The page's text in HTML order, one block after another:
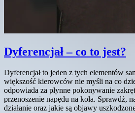
Dyferencjał – co to jest?
Dyferencjał to jeden z tych elementów
większość kierowców nie myśli na co
odpowiada za płynne pokonywanie
przenoszenie napędu na koła. Sprawdź,
działanie oraz jakie są objawy